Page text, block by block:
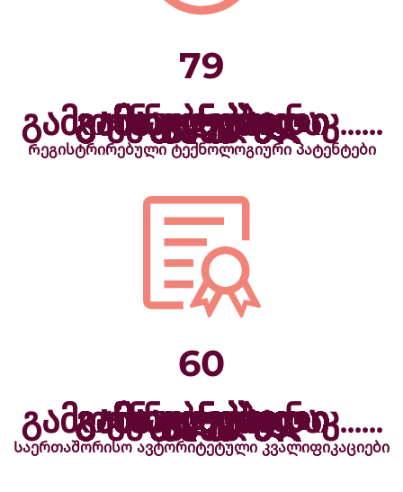
79
+ ნაკლებად გამოყენებული ნაკლებად გამოყენებული ნაკლებად გამოყენებული ნაკლებად გამოყენებული ნაკლებად გამოყენებული ნაკლებად გამოყენებული ნაკლებად გამოყენებული ნაკლებად გამოყენებული ნაკლებად გამოყენებული ნაკლებად გამოყენებული ნაკლებად გამოყენებული ნაკლებად გამოყენებული ნაკლებად გამოყენებული ნაკლებად გამოყენებული ნაკლებად გამოყენებული ნაკლებად გამოყენებული ნაკლებად გამოყენებული ნაკლებად გამოყენებული ნაკლებად გამოყენებული ნაკლებად გამოყენებული ნაკლებად გამოყენებული ნაკლებად გამოყენებული ნაკლებად გამოყენებული ნაკ......
Რეგისტრირებული ტექნოლოგიური პატენტები
60
+ ნაკლებად გამოყენებული ნაკლებად გამოყენებული ნაკლებად გამოყენებული ნაკლებად გამოყენებული ნაკლებად გამოყენებული ნაკლებად გამოყენებული ნაკლებად გამოყენებული ნაკლებად გამოყენებული ნაკლებად გამოყენებული ნაკლებად გამოყენებული ნაკლებად გამოყენებული ნაკლებად გამოყენებული ნაკლებად გამოყენებული ნაკლებად გამოყენებული ნაკლებად გამოყენებული ნაკლებად გამოყენებული ნაკლებად გამოყენებული ნაკლებად გამოყენებული ნაკლებად გამოყენებული ნაკლებად გამოყენებული ნაკლებად გამოყენებული ნაკლებად გამოყენებული ნაკლებად გამოყენებული ნაკ......
Საერთაშორისო ავტორიტეტული კვალიფიკაციები